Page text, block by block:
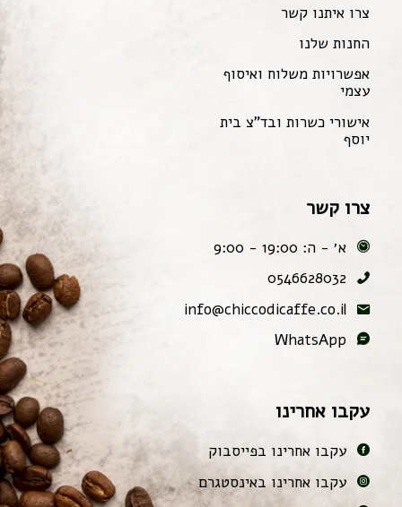
צרו איתנו קשר
החנות שלנו
אפשרויות משלוח ואיסוף
עצמי
אישורי כשרות ובד"צ בית
יוסף
צרו קשר
א׳ - ה: 19:00 - 9:00
0546628032
info@chiccodicaffe.co.il
WhatsApp
עקבו אחרינו
עקבו אחרינו בפייסבוק
עקבו אחרינו באינסטגרם